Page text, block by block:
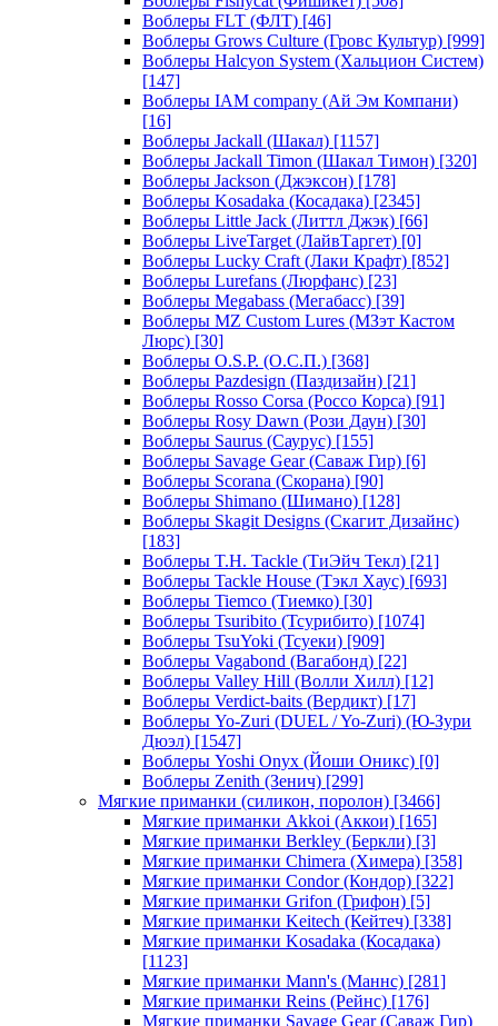
Воблеры FLT (ФЛТ) [46]
Воблеры Grows Culture (Гровс Культур) [999]
Воблеры Halcyon System (Хальцион Систем)
[147]
Воблеры IAM company (Ай Эм Компани)
[16]
Воблеры Jackall (Шакал) [1157]
Воблеры Jackall Timon (Шакал Тимон) [320]
Воблеры Jackson (Джэксон) [178]
Воблеры Kosadaka (Косадака) [2345]
Воблеры Little Jack (Литтл Джэк) [66]
Воблеры LiveTarget (ЛайвТаргет) [0]
Воблеры Lucky Craft (Лаки Крафт) [852]
Воблеры Lurefans (Люрфанс) [23]
Воблеры Megabass (Мегабасс) [39]
Воблеры MZ Custom Lures (МЗэт Кастом
Люрс) [30]
Воблеры O.S.P. (О.С.П.) [368]
Воблеры Pazdesign (Паздизайн) [21]
Воблеры Rosso Corsa (Россо Корса) [91]
Воблеры Rosy Dawn (Рози Даун) [30]
Воблеры Saurus (Саурус) [155]
Воблеры Savage Gear (Саваж Гир) [6]
Воблеры Scorana (Скорана) [90]
Воблеры Shimano (Шимано) [128]
Воблеры Skagit Designs (Скагит Дизайнс)
[183]
Воблеры T.H. Tackle (ТиЭйч Текл) [21]
Воблеры Tackle House (Тэкл Хаус) [693]
Воблеры Tiemco (Тиемко) [30]
Воблеры Tsuribito (Тсурибито) [1074]
Воблеры TsuYoki (Тсуеки) [909]
Воблеры Vagabond (Вагабонд) [22]
Воблеры Valley Hill (Волли Хилл) [12]
Воблеры Verdict-baits (Вердикт) [17]
Воблеры Yo-Zuri (DUEL / Yo-Zuri) (Ю-Зури
Дюэл) [1547]
Воблеры Yoshi Onyx (Йоши Оникс) [0]
Воблеры Zenith (Зенич) [299]
Мягкие приманки (силикон, поролон) [3466]
Мягкие приманки Akkoi (Аккои) [165]
Мягкие приманки Berkley (Беркли) [3]
Мягкие приманки Chimera (Химера) [358]
Мягкие приманки Condor (Кондор) [322]
Мягкие приманки Grifon (Грифон) [5]
Мягкие приманки Keitech (Кейтеч) [338]
Мягкие приманки Kosadaka (Косадака)
[1123]
Мягкие приманки Mann's (Маннс) [281]
Мягкие приманки Reins (Рейнс) [176]
Мягкие приманки Savage Gear (Саваж Гир)